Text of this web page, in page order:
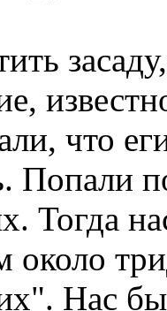
что
Попали
Тогда
около
Нас